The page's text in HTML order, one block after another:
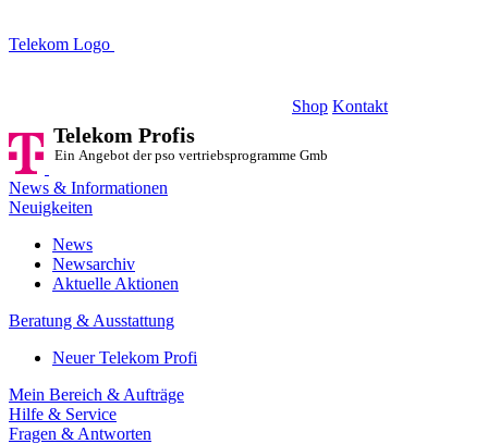
Telekom Logo
Shop Kontakt
Telekom Profis
Ein Angebot der pso vertriebsprogramme GmbH
News & Informationen
Neuigkeiten
News
Newsarchiv
Aktuelle Aktionen
Beratung & Ausstattung
Neuer Telekom Profi
Mein Bereich & Aufträge
Hilfe & Service
Fragen & Antworten